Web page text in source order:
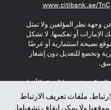
ملفات تعريف الارتباط
ولا يمكن إيقاف تشغيلها.
www.citibank.ae/TnC
in a new tab
عن وجهة نظر المؤلفين ولا تمثل
الإمارات أو تعكسها. لا تشكل
نصيحة استثمارية أو عرضًا
وتخضع للتعديل دون إشعار
المذكورة في هذا الموقع للأفراد
الاقتصادية الأوروبية أو
أو موناكو أو سان مارينو أو